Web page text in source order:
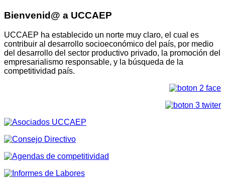
Bienvenid@ a UCCAEP
UCCAEP ha establecido un norte muy claro, el cual es
contribuir al desarrollo socioeconómico del país, por medio
del desarrollo del sector productivo privado, la promoción del
empresarialismo responsable, y la búsqueda de la
competitividad país.